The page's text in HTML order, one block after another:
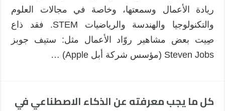
ريادة الأعمال وسمعتها، وخاصة في مجالات العلوم
والتكنولوجيا والهندسة والرياضيات STEM. فقد ذاع
صِيت بعض مشاهير روّاد الأعمال مثل: ستيف جوبز
Steven Jobs (مؤسس شركة أبل Apple) …
كل ما يجب معرفته عن الذكاء الاصطناعي في